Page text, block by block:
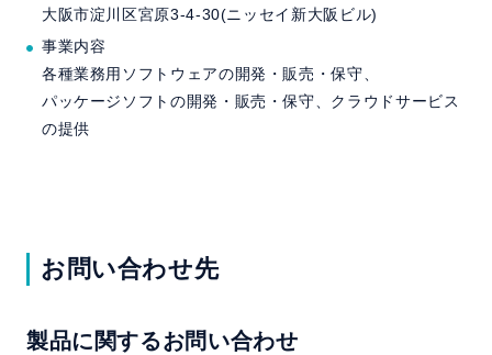
大阪市淀川区宮原3-4-30(ニッセイ新大阪ビル)
事業内容
各種業務用ソフトウェアの開発・販売・保守、
パッケージソフトの開発・販売・保守、クラウドサービス
の提供
お問い合わせ先
製品に関するお問い合わせ